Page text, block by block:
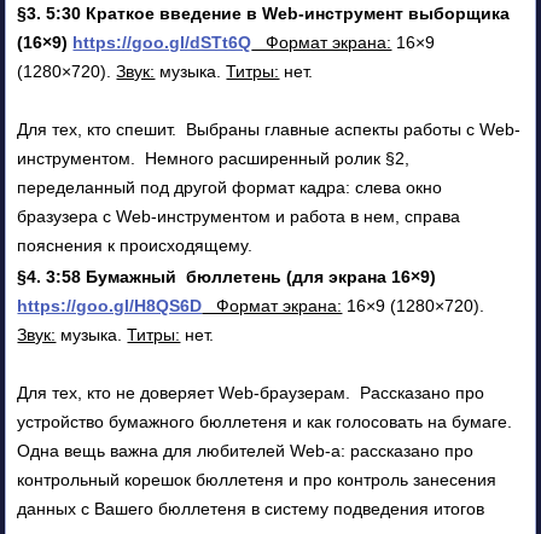
§3. 5:30 Краткое введение в Web-инструмент выборщика
(16×9) https://goo.gl/dSTt6Q Формат экрана: 16×9
(1280×720).Звук: музыка.Титры: нет.
Для тех, кто спешит. Выбраны главные аспекты работы с Web-
инструментом. Немного расширенный ролик §2,
переделанный под другой формат кадра: слева окно
бразузера с Web-инструментом и работа в нем, справа
пояснения к происходящему.
§4. 3:58 Бумажный бюллетень (для экрана 16×9)
https://goo.gl/H8QS6D Формат экрана: 16×9 (1280×720).
Звук: музыка.Титры: нет.
Для тех, кто не доверяет Web-браузерам. Рассказано про
устройство бумажного бюллетеня и как голосовать на бумаге.
Одна вещь важна для любителей Web-а: рассказано про
контрольный корешок бюллетеня и про контроль занесения
данных с Вашего бюллетеня в систему подведения итогов